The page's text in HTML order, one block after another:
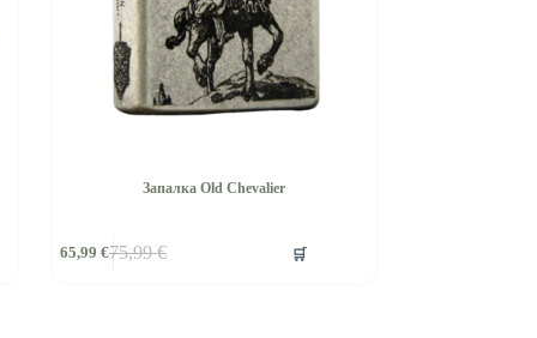
Запалка Old Chevalier
75,99€
Original
65,99 €Текущата
🛒